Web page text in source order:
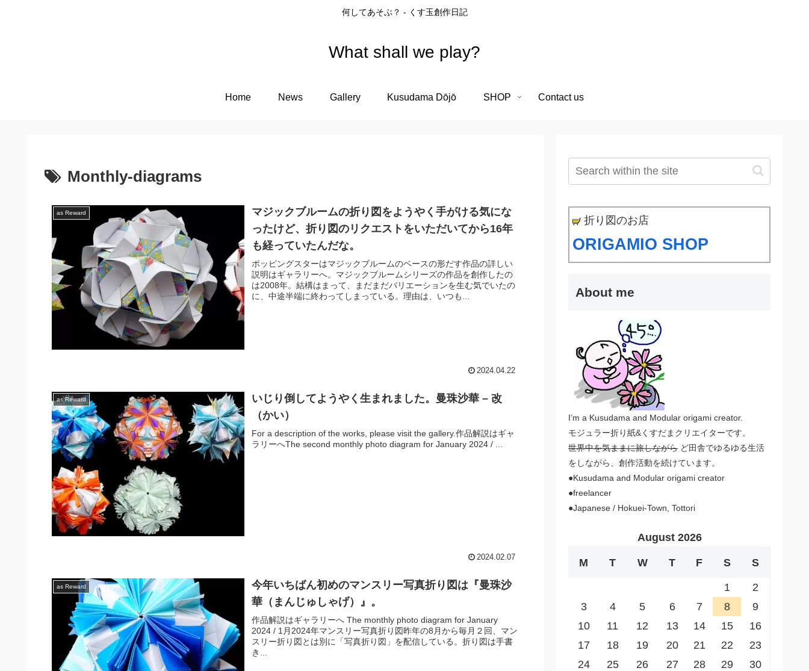
何してあそぶ？ - くす玉創作日記
What shall we play?
Home News Gallery Kusudama Dōjō SHOP Contact us
Monthly-diagrams
as Reward
マジックブルームの折り図をようやく手がける気にな
ったけど、折り図のリクエストをいただいてから16年
も経っていたんだな。
ポッピングスターはマジックブルームのベースの形だす作品の詳しい
説明はギャラリーへ。マジックブルームシリーズの作品を創作したの
は2008年。結構はまって、まだまだバリエーションを生む気でいたの
に、中途半端に終わってしまっている。理由は、いつも...
2024.04.22
as Reward
いじり倒してようやく生まれました。曼珠沙華 – 改
（かい）
For a description of the works, please visit the gallery.作品解説はギャ
ラリーへThe second monthly photo diagram for January 2024 / ...
2024.02.07
as Reward
今年いちばん初めのマンスリー写真折り図は『曼珠沙
華（まんじゅしゃげ）』。
作品解説はギャラリーへ The monthly photo diagram for January
2024 / 1月2024年マンスリー写真折り図昨年の8月から毎月２回、マン
スリー折り図とは別に「写真折り図」を配信している。折り図は手書
き...
折り図のお店
ORIGAMIO SHOP
About me
I’m a Kusudama and Modular origami creator.
モジュラー折り紙&くすだまクリエイターです。
世界中を気ままに旅しながら ど田舎でゆるゆる生活
をしながら、創作活動を続けています。
●Kusudama and Modular origami creator
●freelancer
●Japanese / Hokuei-Town, Tottori
August 2026
M T W T F S S
1
2
3
4 5 6 7 8
9
10
11 12 13 14 15
16
17
18 19 20 21 22
23
24
25 26 27 28 29
30